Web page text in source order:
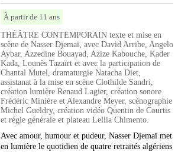
À partir de 11 ans
THÉÂTRE CONTEMPORAIN texte et mise en
scène de Nasser Djemaï, avec David Arribe, Angelo
Aybar, Azzedine Bouayad, Azize Kabouche, Kader
Kada, Lounès Tazaïrt et avec la participation de
Chantal Mutel, dramaturgie Natacha Diet,
assistanat à la mise en scène Clothilde Sandri,
création lumière Renaud Lagier, création sonore
Frédéric Minière et Alexandre Meyer, scénographie
Michel Gueldry, création vidéo Quentin de Courtis
et régie générale et plateau Lellia Chimento.
Avec amour, humour et pudeur, Nasser Djemaï met
en lumière le quotidien de quatre retraités algériens